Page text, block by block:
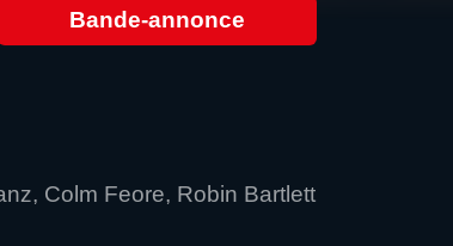
Bande-annonce
Colm Feore, Robin Bartlett